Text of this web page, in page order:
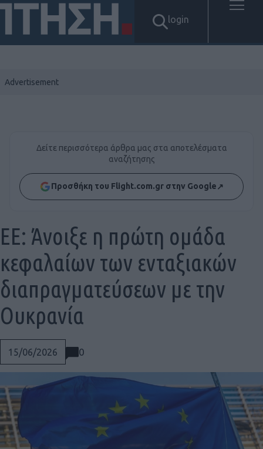
login
Δείτε περισσότερα άρθρα μας στα αποτελέσματα
αναζήτησης
Προσθήκη του Flight.com.gr στην Google↗
15/06/2026 0
ΕΕ: Άνοιξε η πρώτη ομάδα
κεφαλαίων των ενταξιακών
διαπραγματεύσεων με την
Ουκρανία